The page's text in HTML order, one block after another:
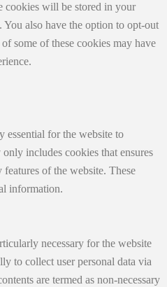
cookies will be stored in your
also have the option to opt-out
some of these cookies may have
essential for the website to
includes cookies that ensures
of the website. These
information.
necessary for the website
to collect user personal data via
are termed as non-necessary